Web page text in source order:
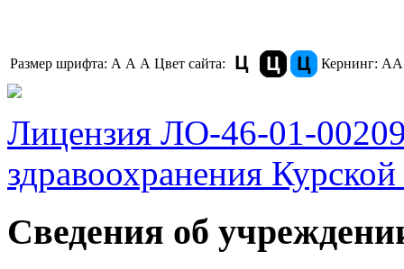
Размер шрифта: A A A Цвет сайта: Кернинг: АА
Лицензия ЛО-46-01-
здравоохранения
Сведения об